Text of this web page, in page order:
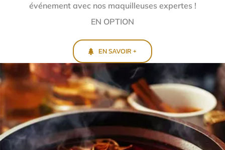
événement avec nos maquilleuses expertes !
EN OPTION
EN SAVOIR +